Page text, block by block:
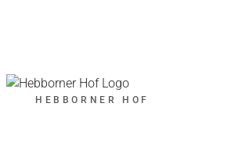
HEBBORNER HOF